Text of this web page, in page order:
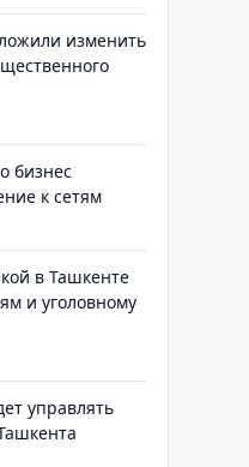
изменить
бизнес
к сетям
в Ташкенте
и уголовному
управлять